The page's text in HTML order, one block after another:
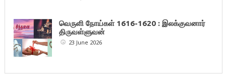
வெருளி நோய்கள் 1616-1620 : இலக்குவனார்
திருவள்ளுவன்
23 June 2026